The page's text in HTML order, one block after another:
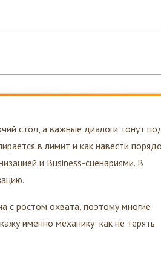
стол, а важные диалоги тонут под
в лимит и как навести порядок
и Business-сценариями. В
с ростом охвата, поэтому многие